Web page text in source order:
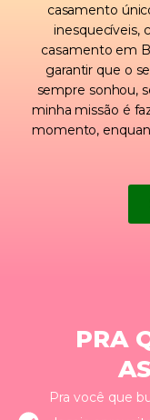
casamento
inesquecíveis,
casamento em
garantir que o
sempre sonhou,
minha missão é
momento,
PRA
Pra você que